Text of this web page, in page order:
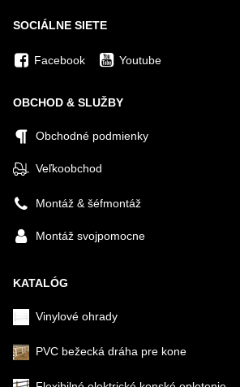
SOCIÁLNE SIETE
Facebook Youtube
OBCHOD & SLUŽBY
Obchodné podmienky
Veľkoobchod
Montáž & šéfmontáž
Montáž svojpomocne
KATALÓG
Vinylové ohrady
PVC bežecká dráha pre kone